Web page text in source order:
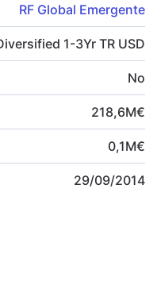
RF Global Emergente
1-3Yr TR USD
No
218,6M€
0,1M€
29/09/2014